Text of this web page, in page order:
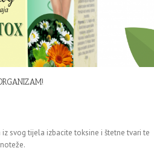
svog tijela izbacite toksine i štetne tvari te